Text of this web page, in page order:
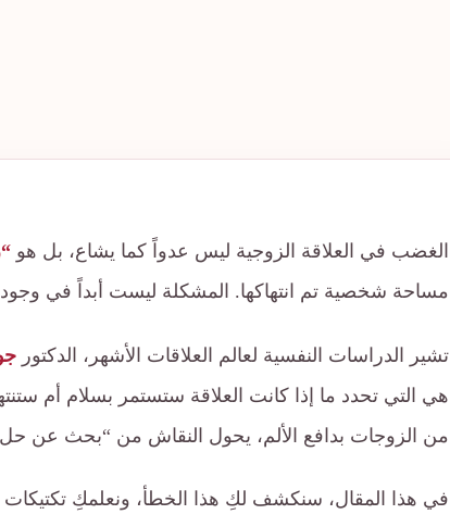
الغضب في العلاقة الزوجية ليس عدواً كما يشاع، بل هو
مساحة شخصية تم انتهاكها. المشكلة ليست أبداً في
تشير الدراسات النفسية لعالم العلاقات الأشهر، الدكتور
هي التي تحدد ما إذا كانت العلاقة ستستمر بسلام أم
من الزوجات بدافع الألم، يحول النقاش من “بحث عن
في هذا المقال، سنكشف لكِ هذا الخطأ، ونعلمكِ